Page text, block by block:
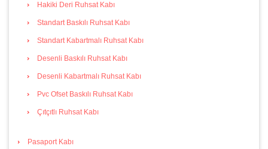
Hakiki Deri Ruhsat Kabı
Standart Baskılı Ruhsat Kabı
Standart Kabartmalı Ruhsat Kabı
Desenli Baskılı Ruhsat Kabı
Desenli Kabartmalı Ruhsat Kabı
Pvc Ofset Baskılı Ruhsat Kabı
Çıtçıtlı Ruhsat Kabı
Pasaport Kabı